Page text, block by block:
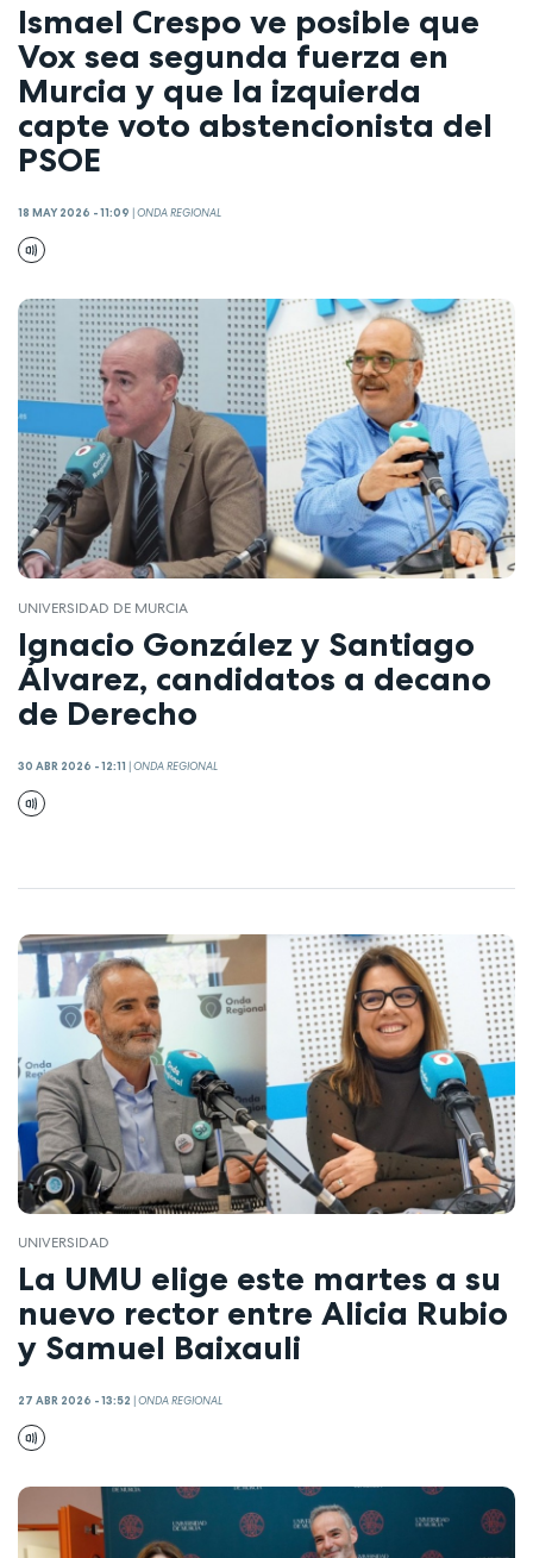
Ismael Crespo ve posible que
Vox sea segunda fuerza en
Murcia y que la izquierda
capte voto abstencionista del
PSOE
18 MAY 2026 - 11:09 |ONDA REGIONAL
UNIVERSIDAD DE MURCIA
Ignacio González y Santiago
Álvarez, candidatos a decano
de Derecho
30 ABR 2026 - 12:11 |ONDA REGIONAL
UNIVERSIDAD
La UMU elige este martes a su
nuevo rector entre Alicia Rubio
y Samuel Baixauli
27 ABR 2026 - 13:52 |ONDA REGIONAL